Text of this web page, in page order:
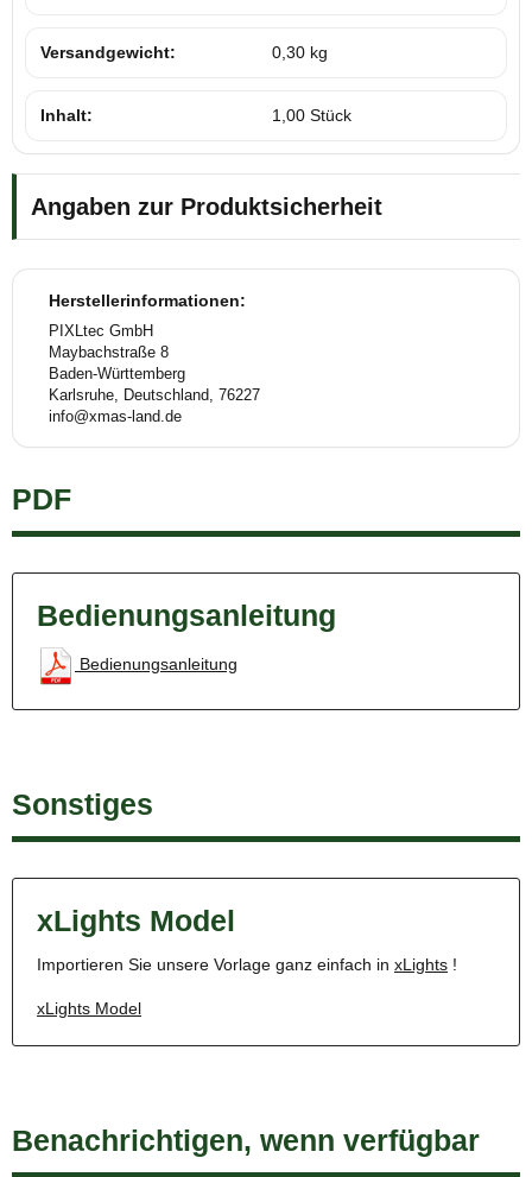
Versandgewicht: 0,30 kg
Inhalt: 1,00 Stück
Angaben zur Produktsicherheit
Herstellerinformationen:
PIXLtec GmbH
Maybachstraße 8
Baden-Württemberg
Karlsruhe, Deutschland, 76227
info@xmas-land.de
PDF
Bedienungsanleitung
Bedienungsanleitung
Sonstiges
xLights Model
Importieren Sie unsere Vorlage ganz einfach in xLights !
xLights Model
Benachrichtigen, wenn verfügbar